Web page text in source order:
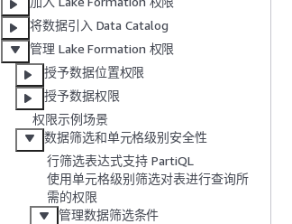
将数据引入 Data Catalog
管理 Lake Formation 权限
授予数据位置权限
授予数据权限
权限示例场景
数据筛选和单元格级别安全性
行筛选表达式支持 PartiQL
使用单元格级别筛选对表进行查询所
需的权限
管理数据筛选条件